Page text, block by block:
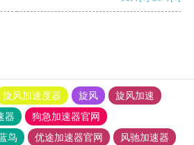
旋风加速度器 旋风
旋风加速
器
狗急加速器官网
鸟 优途加速器官网
风驰加速器